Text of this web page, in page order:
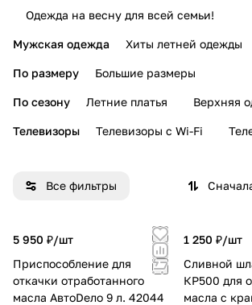
Одежда на весну для всей семьи!
Мужская одежда Хиты летней одежды
По размеру Большие размеры
По сезону Летние платья Верхняя
Телевизоры Телевизоры с Wi-Fi
Все фильтры
5 950 ₽/шт
Приспособление для
откачки отработанного
масла АвтоDело 9 л. 42044
1 250 ₽/шт
Сливной
КР500 для
масла с